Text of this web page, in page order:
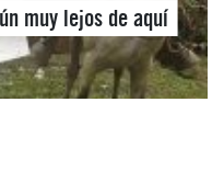
muy lejos de aquí